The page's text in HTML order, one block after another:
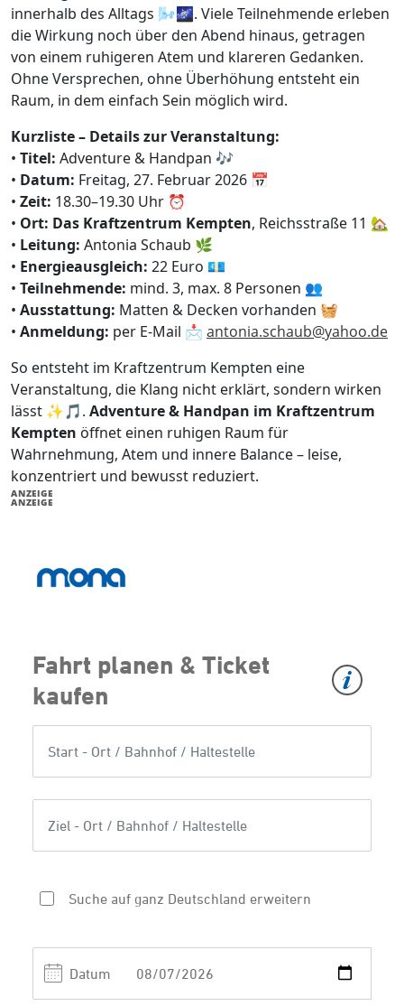
innerhalb des Alltags 🌬️🌌. Viele Teilnehmende erleben
die Wirkung noch über den Abend hinaus, getragen
von einem ruhigeren Atem und klareren Gedanken.
Ohne Versprechen, ohne Überhöhung entsteht ein
Raum, in dem einfach Sein möglich wird.
Kurzliste – Details zur Veranstaltung:
• Titel: Adventure & Handpan 🎶
• Datum: Freitag, 27. Februar 2026 📅
• Zeit: 18.30–19.30 Uhr ⏰
• Ort: Das Kraftzentrum Kempten, Reichsstraße 11 🏡
• Leitung: Antonia Schaub 🌿
• Energieausgleich: 22 Euro 💶
• Teilnehmende: mind. 3, max. 8 Personen 👥
• Ausstattung: Matten & Decken vorhanden 🧺
• Anmeldung: per E-Mail 📩 antonia.schaub@yahoo.de
So entsteht im Kraftzentrum Kempten eine
Veranstaltung, die Klang nicht erklärt, sondern wirken
lässt ✨🎵. Adventure & Handpan im Kraftzentrum
Kempten öffnet einen ruhigen Raum für
Wahrnehmung, Atem und innere Balance – leise,
konzentriert und bewusst reduziert.
ANZEIGE
ANZEIGE